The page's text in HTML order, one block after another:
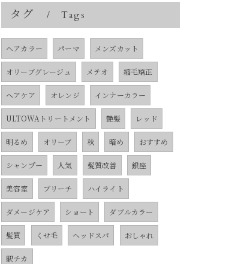
タグ Tags
ヘアカラー パーマ メンズカット
オリーブグレージュ メテオ 縮毛矯正
ヘアケア オレンジ インナーカラー
ULTOWAトリートメント 艶髪 レッド
明るめ オリーブ 秋 暗め おすすめ
シャンプー 人気 髪質改善 銀座
美容室 ブリーチ ハイライト
ダメージケア ショート ダブルカラー
髪質 くせ毛 ヘッドスパ おしゃれ
駅チカ